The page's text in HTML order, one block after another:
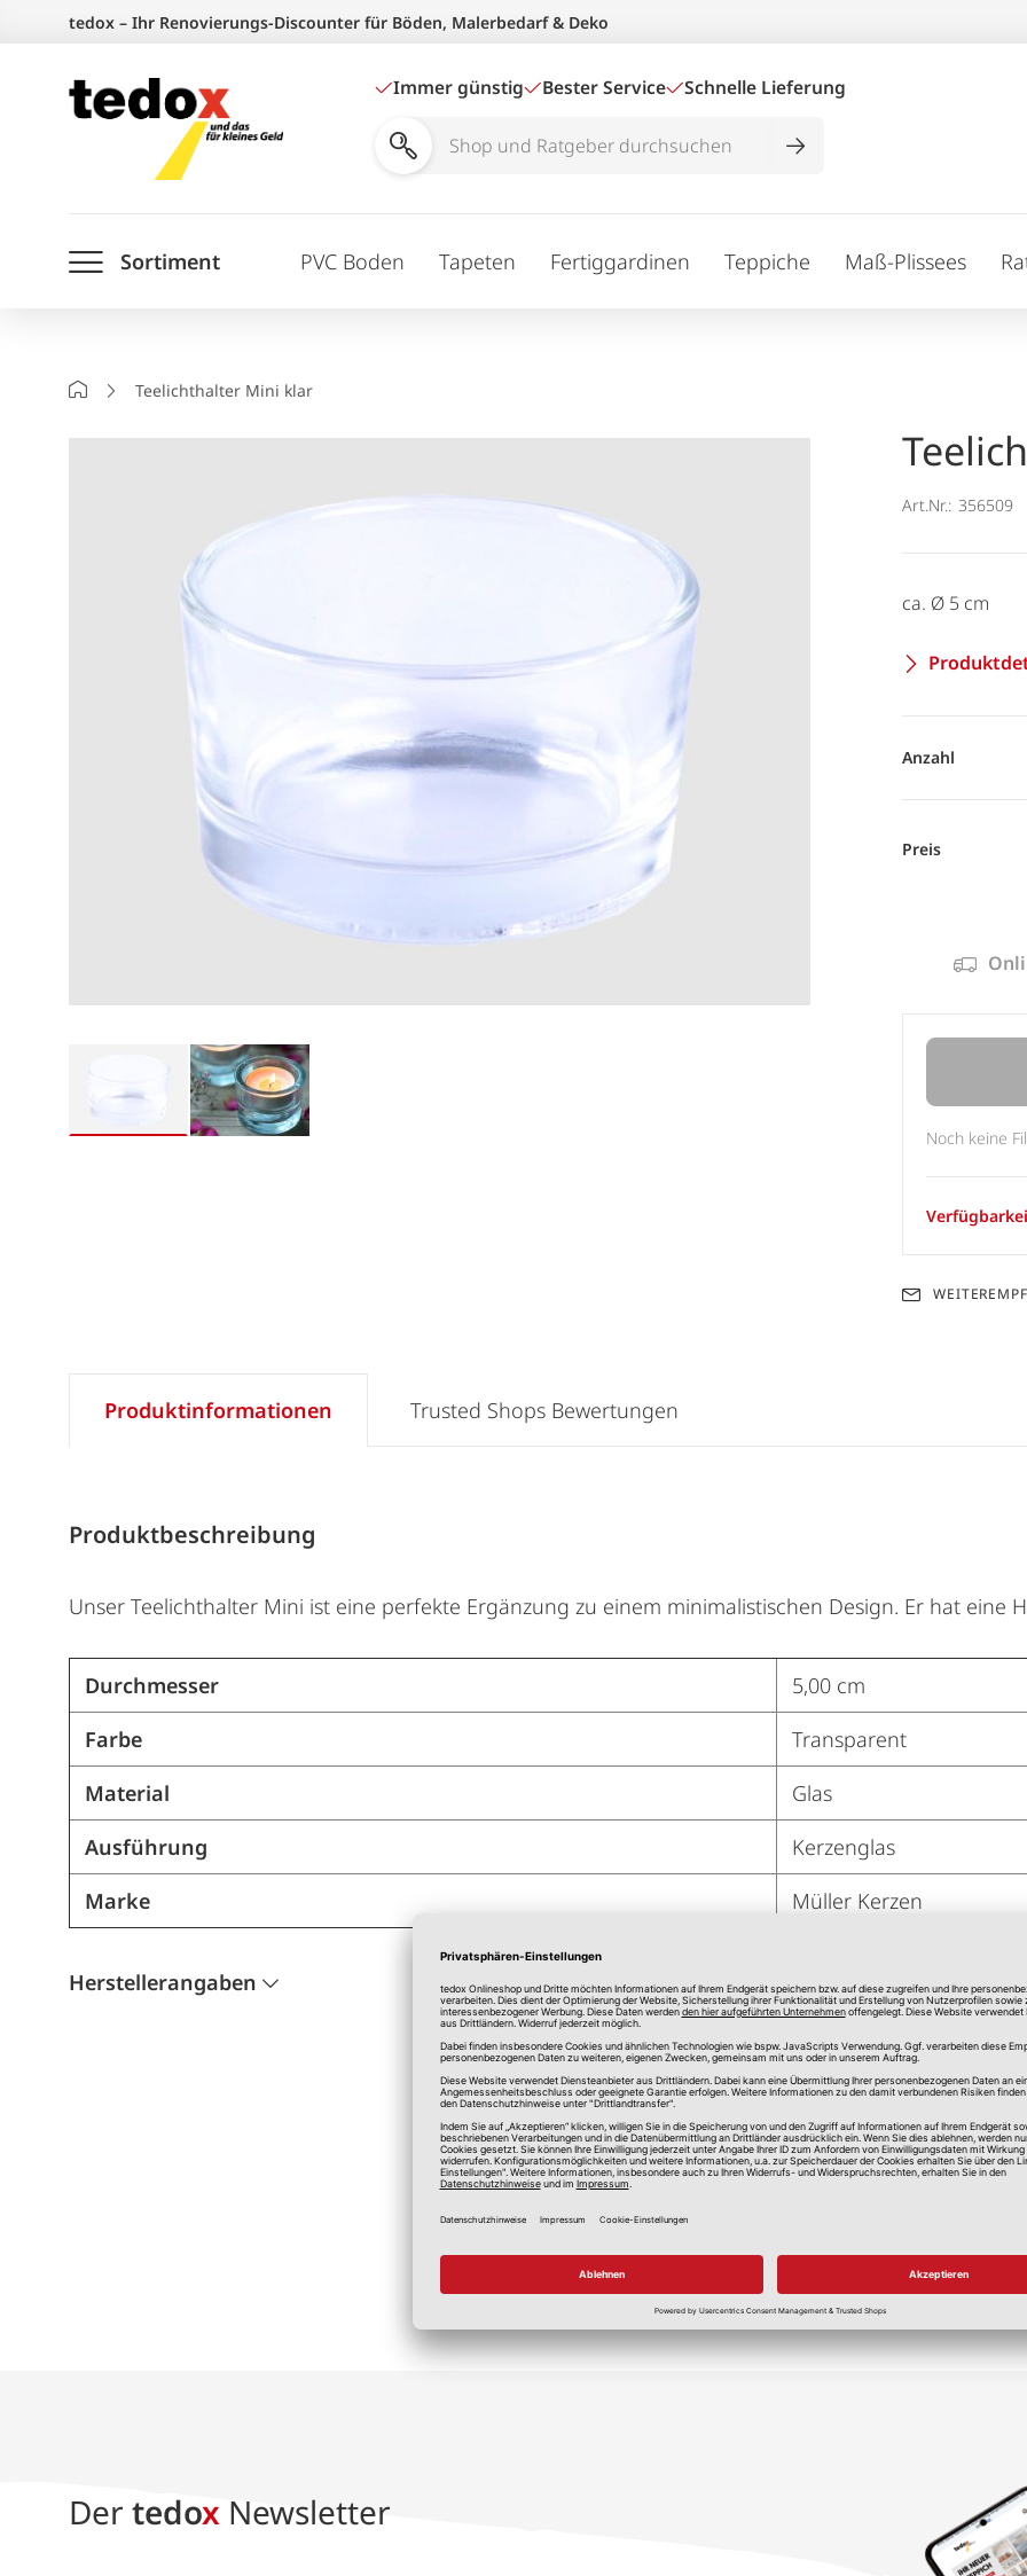
springen
tedox – Ihr Renovierungs-Discounter für Böden, Malerbedarf & Deko
Immer günstig Bester Service Schnelle Lieferung
Shop
durchsuchen
Sortiment PVC Boden Tapeten Fertiggardinen Teppiche Maß-Plissees
StartseiteTeelichthalter Mini klar
Art.Nr.: 356509
ca. Ø 5 cm
Anzahl
Preis
Noch keine
Produktinformationen
Produktbeschreibung
Unser Teelichthalter Mini ist eine perfekte Ergänzung zu einem minimalistischen Design. Er hat eine
Durchmesser
5,00 cm
Farbe
Transparent
Material
Glas
Ausführung
Kerzenglas
Marke
Müller Kerzen
Herstellerangaben
Trusted Shops Bewertungen
*Alle Preise in Euro, inkl. gesetzlicher Mehrwertsteuer, zzgl.
Der tedox Newsletter